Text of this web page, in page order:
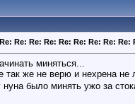
Re: Re: Re: Re: Re: Re: Re: Re:
миняться...
так же не верю и нехрена не
нуна было минять ужо за